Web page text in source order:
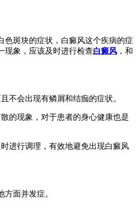
色斑块的症状，白癜风这个疾病的症
现象，应该及时进行检查白癜风 ，和
不会出现有鳞屑和结痂的症状。
的现象，对于患者的身心健康也是
进行调理，有效地避免出现白癜风
面并发症。